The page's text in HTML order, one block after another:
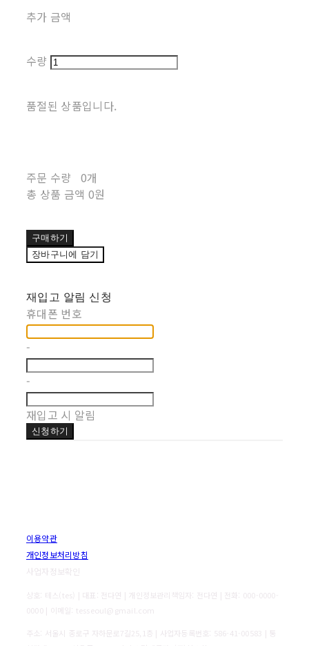
추가 금액
수량
품절된 상품입니다.
주문 수량
0개
총 상품 금액 0원
구매하기
장바구니에 담기
재입고 알림 신청
휴대폰 번호
-
-
재입고 시 알림
신청하기
이용약관
개인정보처리방침
사업자정보확인
상호: 테스(tes) | 대표: 전다연 | 개인정보관리책임자: 전다연 | 전화: 000-0000-
0000 | 이메일: tesseoul@gmail.com
주소: 서울시 종로구 자하문로7길25,1층 | 사업자등록번호: 586-41-00583 | 통